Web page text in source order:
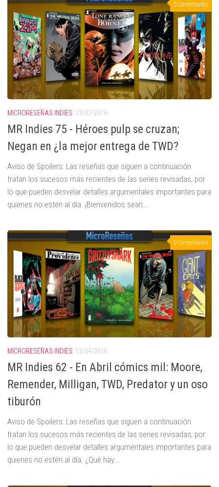
0 Comentarios
MICRORESEÑAS INDIES 13/07/2016
MR Indies 75 - Héroes pulp se cruzan;
Negan en ¿la mejor entrega de TWD?
Aviso de Spoilers: Las reseñas que siguen a continuación
tratan los sucesos más recientes de las series revisadas, por
lo que pueden desvelar detalles argumentales importantes para
quienes no estén al día. ¡Bienvenidos sean...
0 Comentarios
MICRORESEÑAS INDIES 13/04/2016
MR Indies 62 - En Abril cómics mil: Moore,
Remender, Milligan, TWD, Predator y un oso
tiburón
Aviso de Spoilers: Las reseñas que siguen a continuación
tratan los sucesos más recientes de las series revisadas, por
lo que pueden desvelar detalles argumentales importantes para
quienes no estén al día. ¿Qué hay...